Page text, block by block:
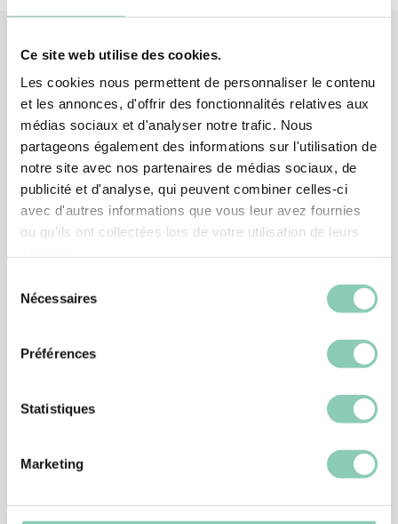
Ce site web utilise des cookies.
Les cookies nous permettent de personnaliser le contenu
et les annonces, d'offrir des fonctionnalités relatives aux
médias sociaux et d'analyser notre trafic. Nous
partageons également des informations sur l'utilisation de
notre site avec nos partenaires de médias sociaux, de
publicité et d'analyse, qui peuvent combiner celles-ci
avec d'autres informations que vous leur avez fournies
ou qu'ils ont collectées lors de votre utilisation de leurs
Nécessaires
Préférences
Statistiques
Marketing
Produits associés
BOTTE